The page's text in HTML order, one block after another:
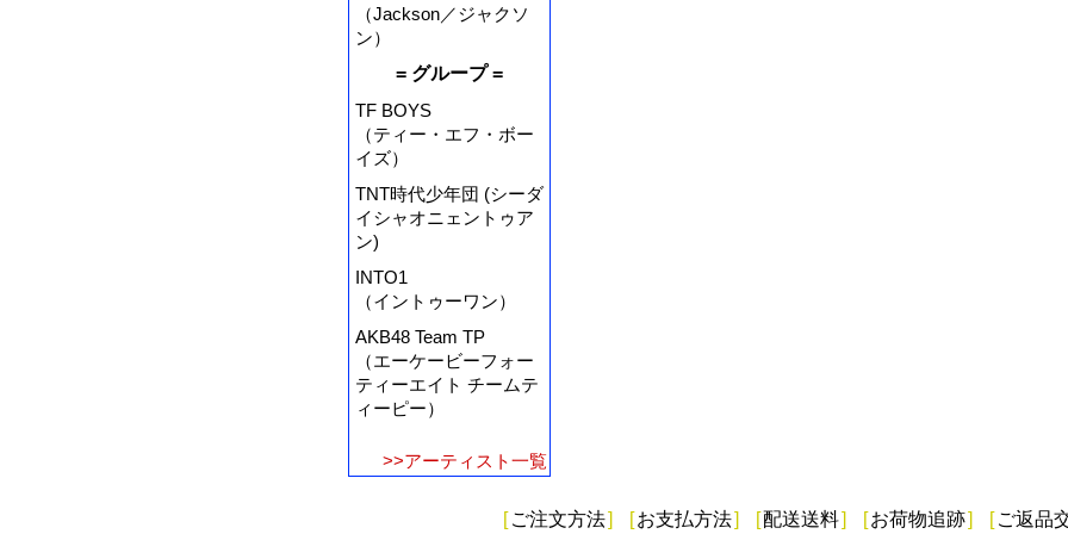
（Jackson／ジャクソ
ン）
= グループ =
TF BOYS
（ティー・エフ・ボー
イズ）
TNT時代少年団 (シーダ
イシャオニェントゥア
ン)
INTO1
（イントゥーワン）
AKB48 Team TP
（エーケービーフォー
ティーエイト チームテ
ィーピー）
>>アーティスト一覧
[ ご注文方法] [お支払方法] [配送送料] [お荷物追跡] [ ご返品